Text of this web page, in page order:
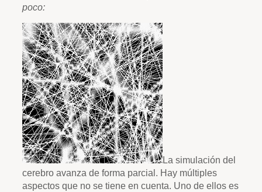
poco:
La simulación del
cerebro avanza de forma parcial. Hay múltiples
aspectos que no se tiene en cuenta. Uno de ellos es